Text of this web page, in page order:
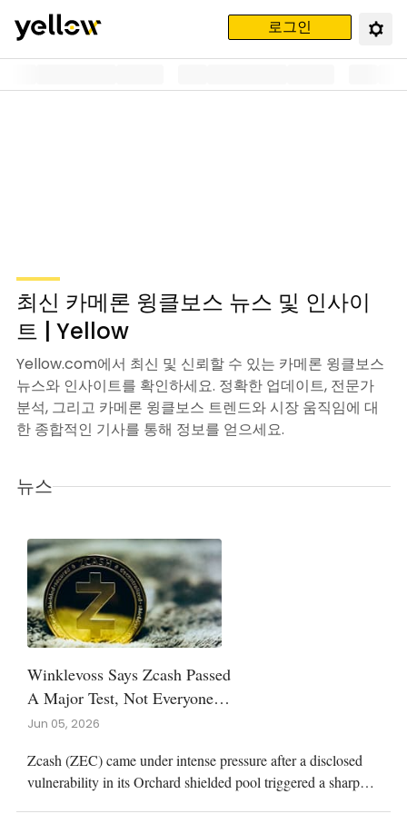
로그인
최신 카메론 윙클보스 뉴스 및 인사이
트 | Yellow
Yellow.com에서 최신 및 신뢰할 수 있는 카메론 윙클보스
뉴스와 인사이트를 확인하세요. 정확한 업데이트, 전문가
분석, 그리고 카메론 윙클보스 트렌드와 시장 움직임에 대
한 종합적인 기사를 통해 정보를 얻으세요.
뉴스
Winklevoss Says Zcash Passed
A Major Test, Not Everyone
Agrees
Jun 05, 2026
Zcash (ZEC) came under intense pressure after a disclosed
vulnerability in its Orchard shielded pool triggered a sharp